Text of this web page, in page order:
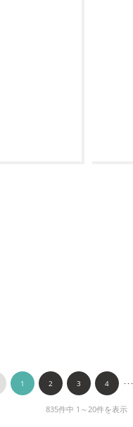
1 2 3 4 ･･･
835件中 1～20件を表示